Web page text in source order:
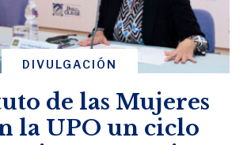
DIVULGACIÓN
de las Mujeres
la UPO un ciclo